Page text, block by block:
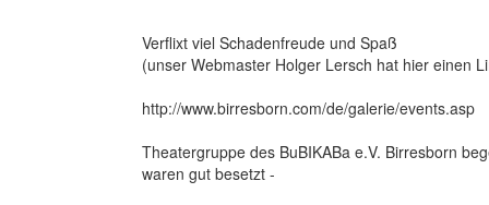
Verflixt viel Schadenfreude und Spaß
(unser Webmaster Holger Lersch hat hier einen
http://www.birresborn.com/de/galerie/events.asp
Theatergruppe des BuBIKABa e.V. Birresborn
waren gut besetzt -